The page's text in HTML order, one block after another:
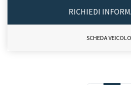
RICHIEDI
SCHEDA VEICOLO